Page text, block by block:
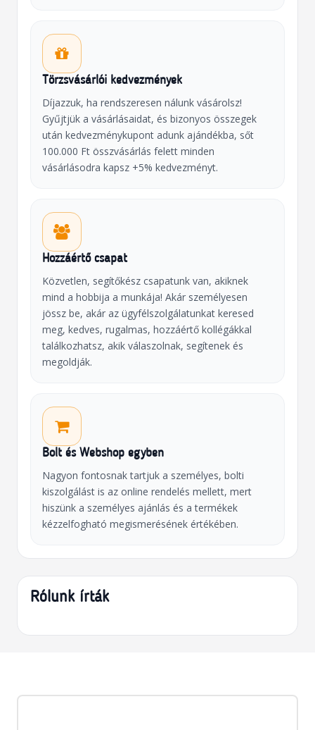
Törzsvásárlói kedvezmények
Díjazzuk, ha rendszeresen nálunk vásárolsz!
Gyűjtjük a vásárlásaidat, és bizonyos összegek
után kedvezménykupont adunk ajándékba, sőt
100.000 Ft összvásárlás felett minden
vásárlásodra kapsz +5% kedvezményt.
Hozzáértő csapat
Közvetlen, segítőkész csapatunk van, akiknek
mind a hobbija a munkája! Akár személyesen
jössz be, akár az ügyfélszolgálatunkat keresed
meg, kedves, rugalmas, hozzáértő kollégákkal
találkozhatsz, akik válaszolnak, segítenek és
megoldják.
Bolt és Webshop egyben
Nagyon fontosnak tartjuk a személyes, bolti
kiszolgálást is az online rendelés mellett, mert
hiszünk a személyes ajánlás és a termékek
kézzelfogható megismerésének értékében.
Rólunk írták